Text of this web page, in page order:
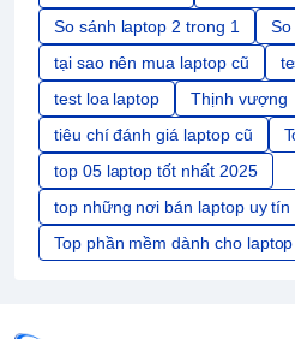
So sánh laptop 2 trong 1
So
tại sao nên mua laptop cũ
test loa laptop
Thịnh vượng
tiêu chí đánh giá laptop cũ
top 05 laptop tốt nhất 2025
top những nơi bán laptop uy tín
Top phần mềm dành cho laptop